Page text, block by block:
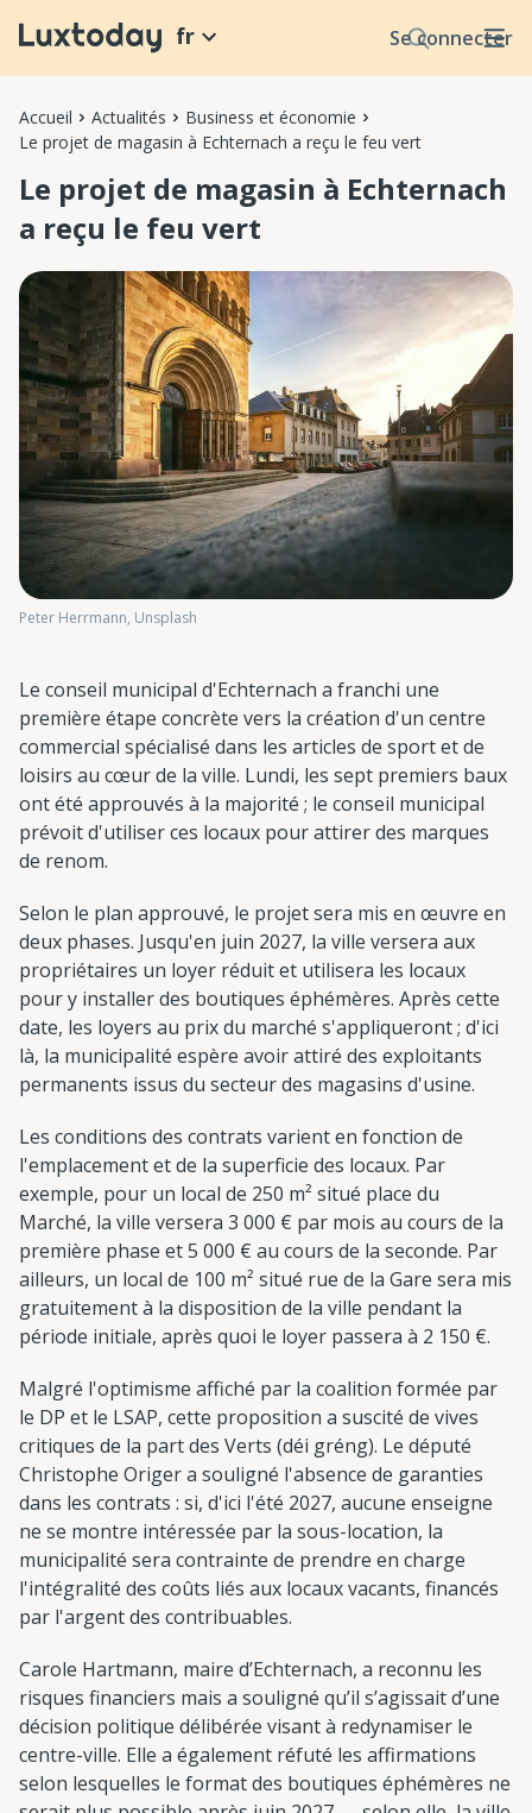
Se connecter
fr
Accueil Actualités
Business et économie
Le projet de magasin à Echternach a reçu le feu vert
Le projet de magasin à Echternach
a reçu le feu vert
Peter Herrmann, Unsplash
Le conseil municipal d'Echternach a franchi une
première étape concrète vers la création d'un centre
commercial spécialisé dans les articles de sport et de
loisirs au cœur de la ville. Lundi, les sept premiers baux
ont été approuvés à la majorité ; le conseil municipal
prévoit d'utiliser ces locaux pour attirer des marques
de renom.
Selon le plan approuvé, le projet sera mis en œuvre en
deux phases. Jusqu'en juin 2027, la ville versera aux
propriétaires un loyer réduit et utilisera les locaux
pour y installer des boutiques éphémères. Après cette
date, les loyers au prix du marché s'appliqueront ; d'ici
là, la municipalité espère avoir attiré des exploitants
permanents issus du secteur des magasins d'usine.
Les conditions des contrats varient en fonction de
l'emplacement et de la superficie des locaux. Par
exemple, pour un local de 250 m² situé place du
Marché, la ville versera 3 000 € par mois au cours de la
première phase et 5 000 € au cours de la seconde. Par
ailleurs, un local de 100 m² situé rue de la Gare sera mis
gratuitement à la disposition de la ville pendant la
période initiale, après quoi le loyer passera à 2 150 €.
Malgré l'optimisme affiché par la coalition formée par
le DP et le LSAP, cette proposition a suscité de vives
critiques de la part des Verts (déi gréng). Le député
Christophe Origer a souligné l'absence de garanties
dans les contrats : si, d'ici l'été 2027, aucune enseigne
ne se montre intéressée par la sous-location, la
municipalité sera contrainte de prendre en charge
l'intégralité des coûts liés aux locaux vacants, financés
par l'argent des contribuables.
Carole Hartmann, maire d’Echternach, a reconnu les
risques financiers mais a souligné qu’il s’agissait d’une
décision politique délibérée visant à redynamiser le
centre-ville. Elle a également réfuté les affirmations
selon lesquelles le format des boutiques éphémères ne